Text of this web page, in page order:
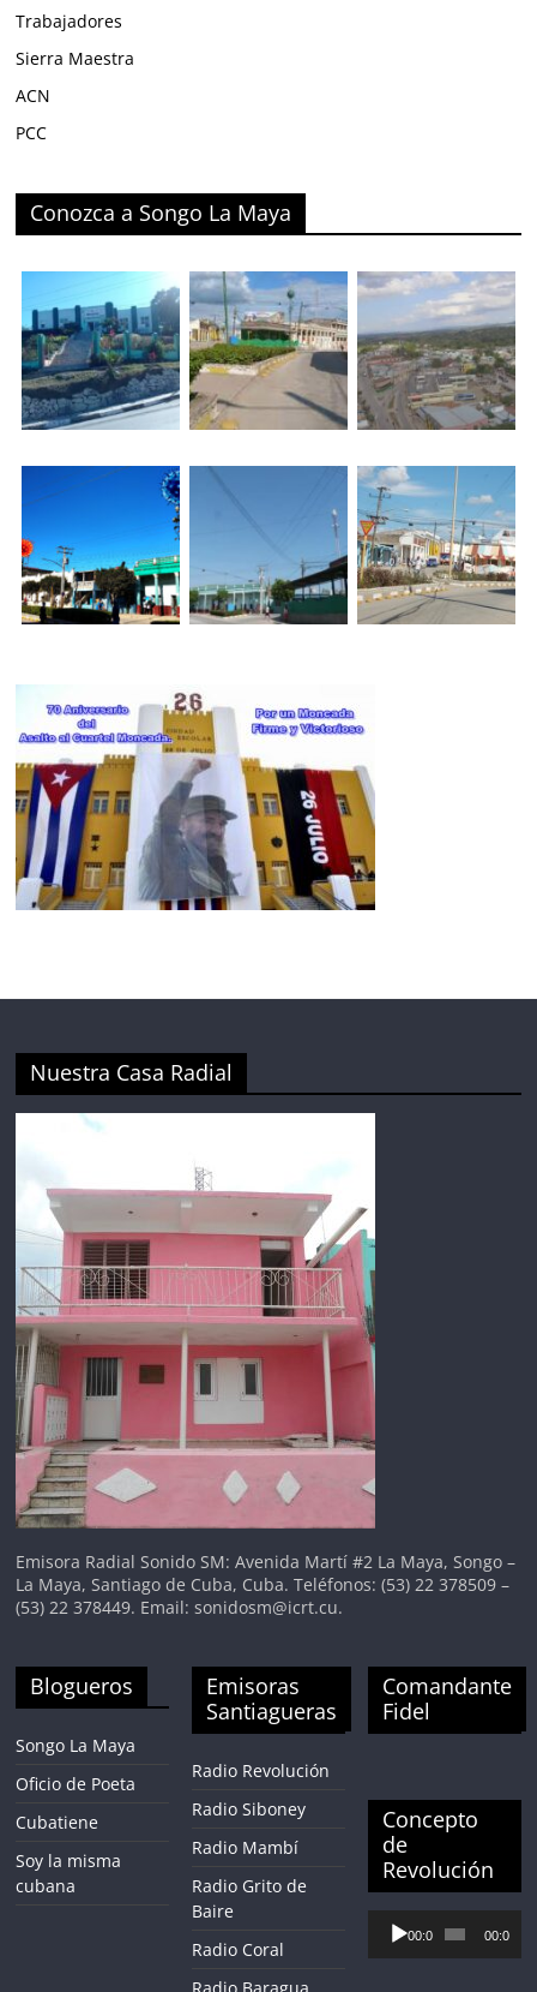
Trabajadores
Sierra Maestra
ACN
PCC
Conozca a Songo La Maya
Nuestra Casa Radial
Emisora Radial Sonido SM: Avenida Martí #2 La Maya, Songo –
La Maya, Santiago de Cuba, Cuba. Teléfonos: (53) 22 378509 –
(53) 22 378449. Email: sonidosm@icrt.cu.
Blogueros
Songo La Maya
Oficio de Poeta
Cubatiene
Soy la misma
cubana
Emisoras
Santiagueras
Radio Revolución
Radio Siboney
Radio Mambí
Radio Grito de
Baire
Radio Coral
Comandante
Fidel
Concepto
de
Revolución
Reproductor
audio
00:00 00:00